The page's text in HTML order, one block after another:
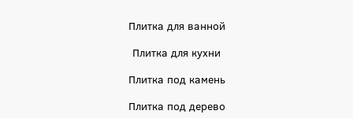
Плитка для ванной
Плитка для кухни
Плитка под камень
Плитка под дерево